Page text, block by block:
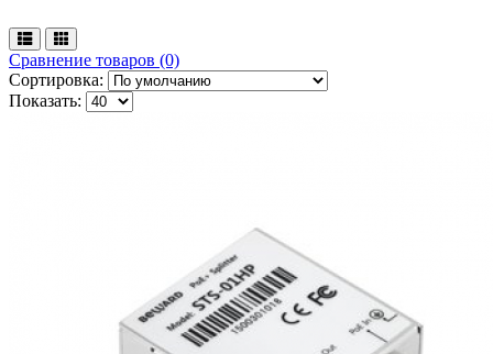
Сравнение товаров (0)
Сортировка:
Показать: